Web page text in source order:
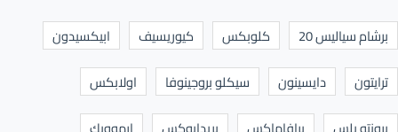
برشام سياليس 20 كلوبكس كيوريسيف
ابيكسيدون
ترايتون
دايسينون سيكلو بروجينوفا
اولابكس